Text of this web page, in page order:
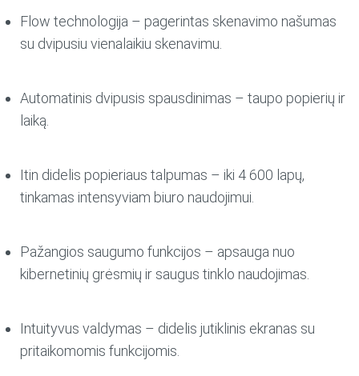
Flow technologija – pagerintas skenavimo našumas
su dvipusiu vienalaikiu skenavimu.
Automatinis dvipusis spausdinimas – taupo popierių ir
laiką.
Itin didelis popieriaus talpumas – iki 4 600 lapų,
tinkamas intensyviam biuro naudojimui.
Pažangios saugumo funkcijos – apsauga nuo
kibernetinių grėsmių ir saugus tinklo naudojimas.
Intuityvus valdymas – didelis jutiklinis ekranas su
pritaikomomis funkcijomis.